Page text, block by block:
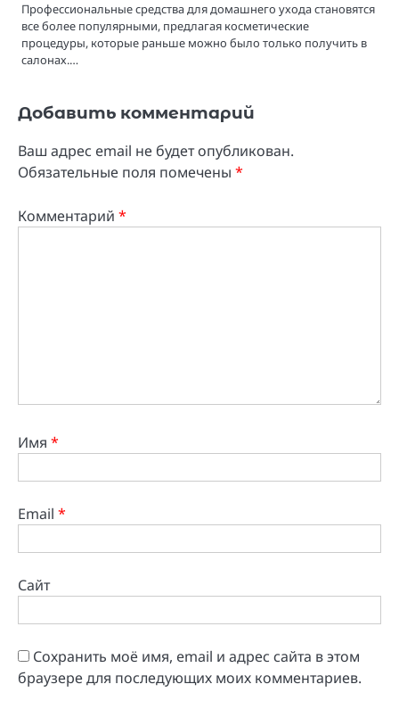
Профессиональные средства для домашнего ухода становятся
все более популярными, предлагая косметические
процедуры, которые раньше можно было только получить в
салонах.…
Добавить комментарий
Ваш адрес email не будет опубликован.
Обязательные поля помечены *
Комментарий *
Имя *
Email *
Сайт
Сохранить моё имя, email и адрес сайта в этом
браузере для последующих моих комментариев.